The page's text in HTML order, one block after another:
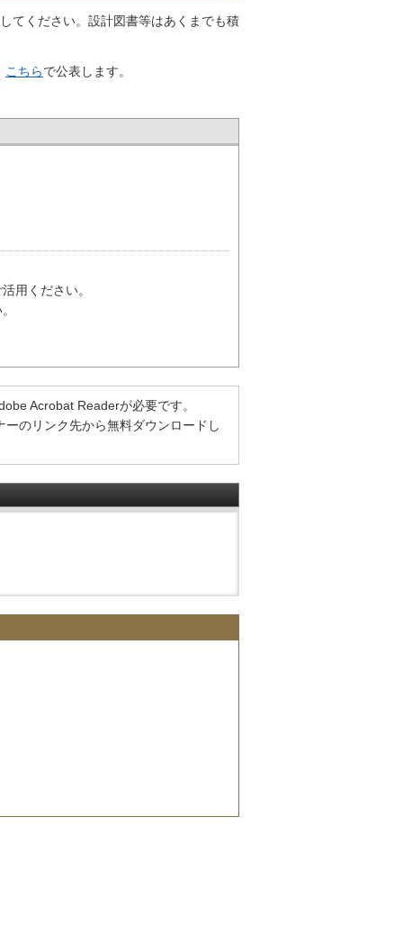
てください。設計図書等はあくまでも積
こちらで公表します。
用ください。
Acrobat Readerが必要です。
のリンク先から無料ダウンロードし